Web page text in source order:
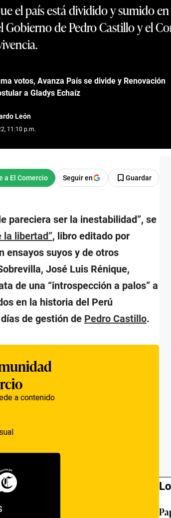
el país está dividido y sumido
de Pedro Castillo y el
votos, Avanza País se divide y Renovación
a Gladys Echaíz
León
11:10 p.m.
Seguir en Guardar
pareciera ser la inestabilidad”, se
la libertad”, libro editado por
ensayos suyos y de otros
José Luis Rénique,
de una “introspección a palos” a
en la historia del Perú
de gestión de Pedro Castillo.